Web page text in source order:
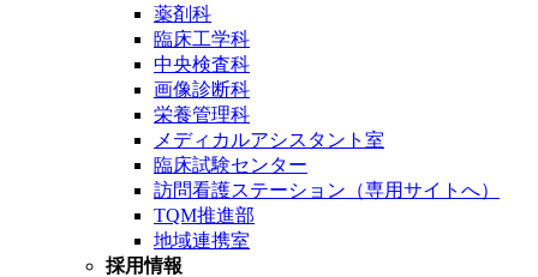
薬剤科
臨床工学科
中央検査科
画像診断科
栄養管理科
メディカルアシスタント室
臨床試験センター
訪問看護ステーション（専用サイトへ）
TQM推進部
地域連携室
採用情報